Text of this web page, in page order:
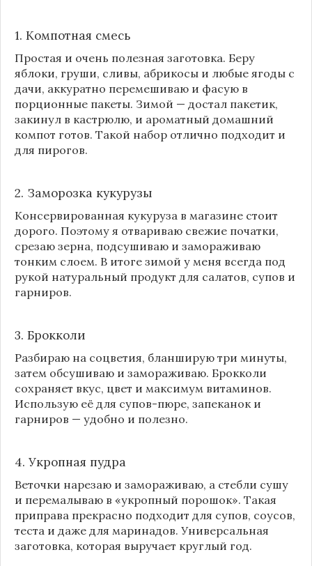
1. Компотная смесь
Простая и очень полезная заготовка. Беру
яблоки, груши, сливы, абрикосы и любые ягоды с
дачи, аккуратно перемешиваю и фасую в
порционные пакеты. Зимой — достал пакетик,
закинул в кастрюлю, и ароматный домашний
компот готов. Такой набор отлично подходит и
для пирогов.
2. Заморозка кукурузы
Консервированная кукуруза в магазине стоит
дорого. Поэтому я отвариваю свежие початки,
срезаю зерна, подсушиваю и замораживаю
тонким слоем. В итоге зимой у меня всегда под
рукой натуральный продукт для салатов, супов и
гарниров.
3. Брокколи
Разбираю на соцветия, бланширую три минуты,
затем обсушиваю и замораживаю. Брокколи
сохраняет вкус, цвет и максимум витаминов.
Использую её для супов-пюре, запеканок и
гарниров — удобно и полезно.
4. Укропная пудра
Веточки нарезаю и замораживаю, а стебли сушу
и перемалываю в «укропный порошок». Такая
приправа прекрасно подходит для супов, соусов,
теста и даже для маринадов. Универсальная
заготовка, которая выручает круглый год.